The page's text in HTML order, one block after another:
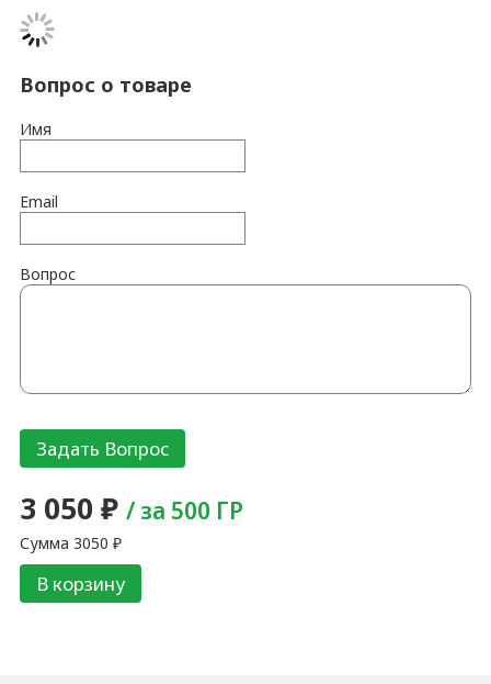
Вопрос о товаре
Имя
Email
Вопрос
3 050₽ / за 500 ГР
Сумма3050 ₽
В корзину